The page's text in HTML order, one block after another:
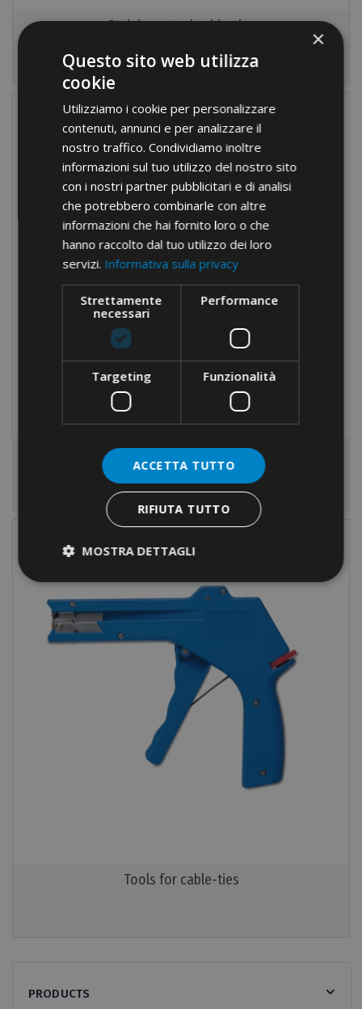
Stainless steel cable-ties
Nylon accessories
Tools for cable-ties
PRODUCTS
×
Questo sito web utilizza
cookie
Utilizziamo i cookie per personalizzare
contenuti, annunci e per analizzare il
nostro traffico. Condividiamo inoltre
informazioni sul tuo utilizzo del nostro sito
con i nostri partner pubblicitari e di analisi
che potrebbero combinarle con altre
informazioni che hai fornito loro o che
hanno raccolto dal tuo utilizzo dei loro
servizi. Informativa sulla privacy
Strettamente
necessari
Performance
Targeting Funzionalità
ACCETTA TUTTO
RIFIUTA TUTTO
MOSTRA DETTAGLI